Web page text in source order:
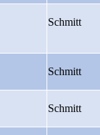
Schmitt
Schmitt
Schmitt